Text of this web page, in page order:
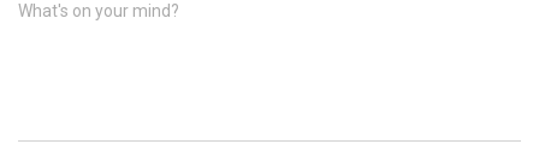
What's on your mind?